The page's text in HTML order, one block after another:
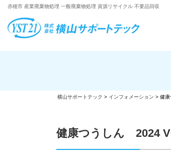
赤穂市 産業廃棄物処理 一般廃棄物処理 資源リサイクル 不要品回収
横山サポートテック > インフォメーション > 健
健康つうしん 2024